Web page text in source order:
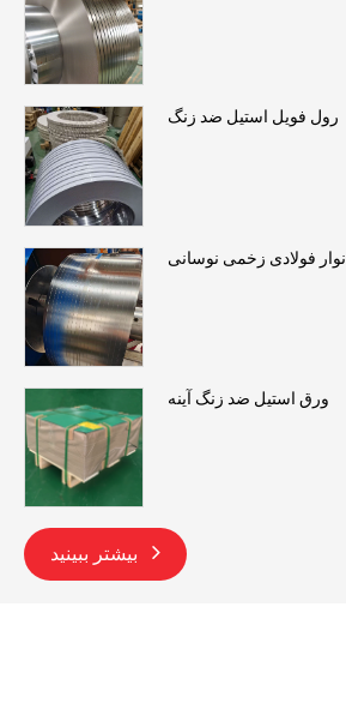
رول فویل استیل ضد زنگ
نوار فولادی زخمی نوسانی
ورق استیل ضد زنگ آینه